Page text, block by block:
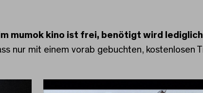
mumok kino ist frei, benötigt wird
nur mit einem vorab gebuchten, kostenlosen